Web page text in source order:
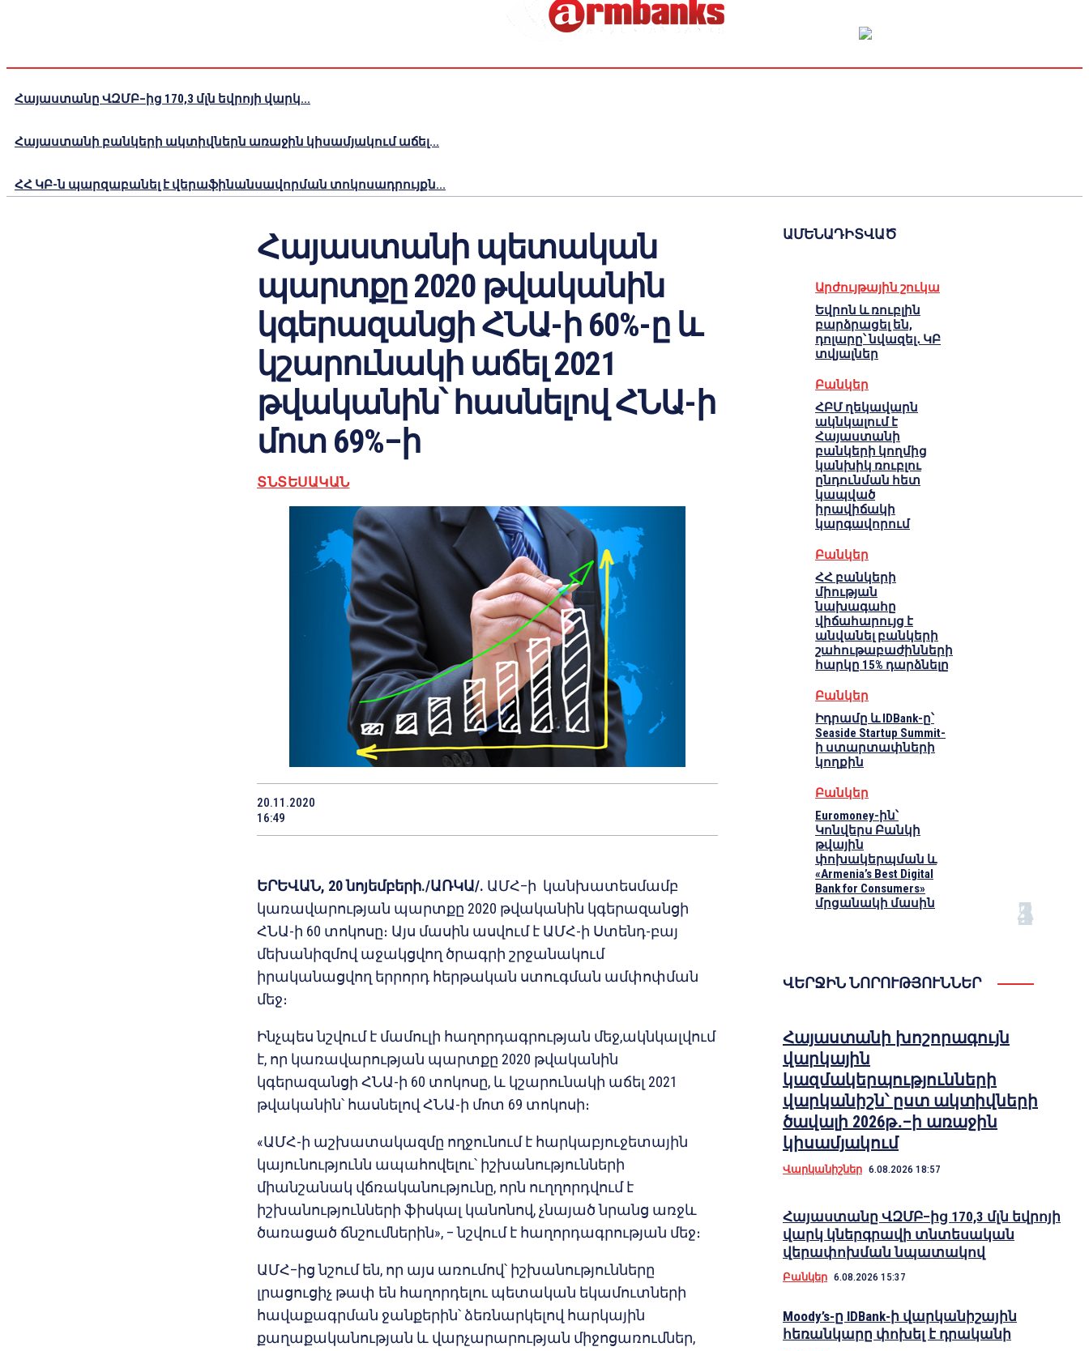
Հայաստանը ՎԶՄԲ–ից 170,3 մլն եվրոյի վարկ...
Հայաստանի բանկերի ակտիվներն առաջին կիսամյակում աճել...
ՀՀ ԿԲ-ն պարզաբանել է վերաֆինանսավորման տոկոսադրույքն...
Հայաստանի պետական
պարտքը 2020 թվականին
կգերազանցի ՀՆԱ-ի 60%-ը և
կշարունակի աճել 2021
թվականին՝ հասնելով ՀՆԱ-ի
մոտ 69%–ի
ՏՆՏԵՍԱԿԱՆ
20.11.2020
16:49
ԵՐԵՎԱՆ, 20 նոյեմբերի./ԱՌԿԱ/. ԱՄՀ–ի կանխատեսմամբ
կառավարության պարտքը 2020 թվականին կգերազանցի
ՀՆԱ-ի 60 տոկոսը։ Այս մասին ասվում է ԱՄՀ-ի Ստենդ-բայ
մեխանիզմով աջակցվող ծրագրի շրջանակում
իրականացվող երրորդ հերթական ստուգման ամփոփման
մեջ։
Ինչպես նշվում է մամուլի հաղորդագրության մեջ,ակնկալվում
է, որ կառավարության պարտքը 2020 թվականին
կգերազանցի ՀՆԱ-ի 60 տոկոսը, և կշարունակի աճել 2021
թվականին՝ հասնելով ՀՆԱ-ի մոտ 69 տոկոսի։
«ԱՄՀ-ի աշխատակազմը ողջունում է հարկաբյուջետային
կայունությունն ապահովելու՝ իշխանությունների
միանշանակ վճռականությունը, որն ուղղորդվում է
իշխանությունների ֆիսկալ կանոնով, չնայած նրանց առջև
ծառացած ճնշումներին», – նշվում է հաղորդագրության մեջ։
ԱՄՀ–ից նշում են, որ այս առումով՝ իշխանությունները
լրացուցիչ թափ են հաղորդելու պետական եկամուտների
հավաքագրման ջանքերին՝ ձեռնարկելով հարկային
քաղաքականության և վարչարարության միջոցառումներ,
ԱՄԵՆԱԴԻՏՎԱԾ
Արժույթային շուկա
Եվրոն և ռուբլին
բարձրացել են,
դոլարը՝ նվազել․ ԿԲ
տվյալներ
Բանկեր
ՀԲՄ ղեկավարն
ակնկալում է
Հայաստանի
բանկերի կողմից
կանխիկ ռուբլու
ընդունման հետ
կապված
իրավիճակի
կարգավորում
Բանկեր
ՀՀ բանկերի
միության
նախագահը
վիճահարույց է
անվանել բանկերի
շահութաբաժինների
հարկը 15% դարձնելը
Բանկեր
Իդրամը և IDBank-ը՝
Seaside Startup Summit-
ի ստարտափների
կողքին
Բանկեր
Euromoney-ին՝
Կոնվերս Բանկի
թվային
փոխակերպման և
«Armenia’s Best Digital
Bank for Consumers»
մրցանակի մասին
ՎԵՐՋԻՆ ՆՈՐՈՒԹՅՈՒՆՆԵՐ
Հայաստանի խոշորագույն
վարկային
կազմակերպությունների
վարկանիշն՝ ըստ ակտիվների
ծավալի 2026թ․–ի առաջին
կիսամյակում
Վարկանիշներ 6.08.2026 18:57
Հայաստանը ՎԶՄԲ–ից 170,3 մլն եվրոյի
վարկ կներգրավի տնտեսական
վերափոխման նպատակով
Բանկեր 6.08.2026 15:37
Moody’s-ը IDBank-ի վարկանիշային
հեռանկարը փոխել է դրականի